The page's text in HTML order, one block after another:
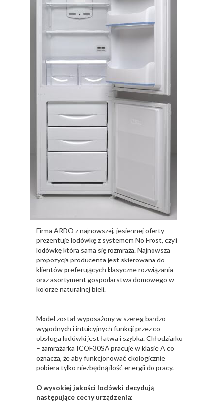
Firma ARDO z najnowszej, jesiennej oferty
prezentuje lodówkę z systemem No Frost, czyli
lodówkę która sama się rozmraża. Najnowsza
propozycja producenta jest skierowana do
klientów preferujących klasyczne rozwiązania
oraz asortyment gospodarstwa domowego w
kolorze naturalnej bieli.
Model został wyposażony w szereg bardzo
wygodnych i intuicyjnych funkcji przez co
obsługa lodówki jest łatwa i szybka. Chłodziarko
– zamrażarka ICOF30SA pracuje w klasie A co
oznacza, że aby funkcjonować ekologicznie
pobiera tylko niezbędną ilość energii do pracy.
O wysokiej jakości lodówki decydują
następujące cechy urządzenia: